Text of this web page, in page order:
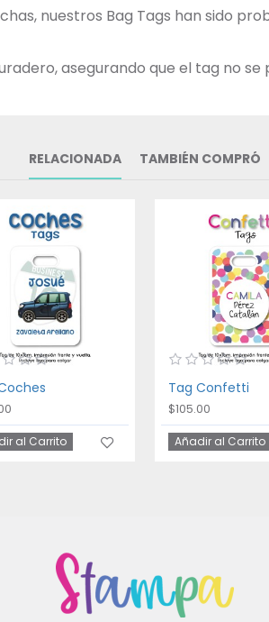
nuestros Bag Tags han sido
asegurando que el tag no se
RELACIONADA TAMBIÉN COMPRÓ
al Carrito
Tag Confetti
$105.00
Añadir al Carrito